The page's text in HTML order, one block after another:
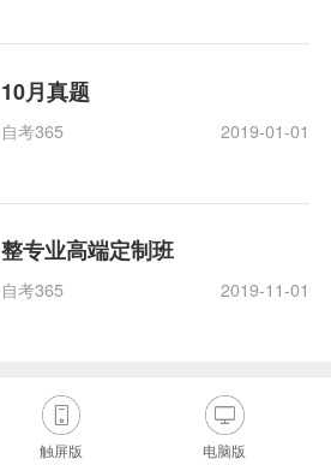
10月真题
自考365 2019-01-01
整专业高端定制班
自考365 2019-11-01
触屏版 电脑版